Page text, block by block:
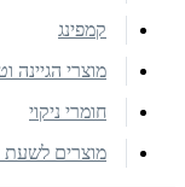
קמפינג
מוצרי הגיינה
חומרי ניקוי
מוצרים לשעת